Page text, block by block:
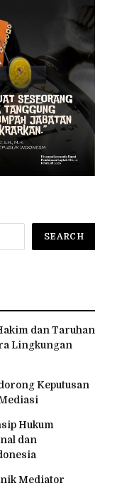
SEARCH
dan Taruhan
Lingkungan
Keputusan
Hukum
dan
Mediator